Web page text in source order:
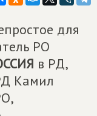
для
РО
в РД,
Камил